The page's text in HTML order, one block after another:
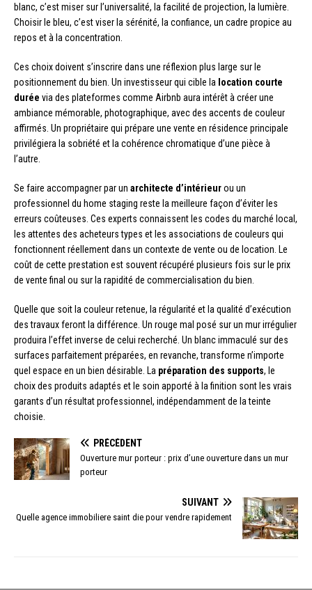
blanc, c’est miser sur l’universalité, la facilité de projection, la lumière.
Choisir le bleu, c’est viser la sérénité, la confiance, un cadre propice au
repos et à la concentration.
Ces choix doivent s’inscrire dans une réflexion plus large sur le
positionnement du bien. Un investisseur qui cible la location courte
durée via des plateformes comme Airbnb aura intérêt à créer une
ambiance mémorable, photographique, avec des accents de couleur
affirmés. Un propriétaire qui prépare une vente en résidence principale
privilégiera la sobriété et la cohérence chromatique d’une pièce à
l’autre.
Se faire accompagner par un architecte d’intérieurou un
professionnel du home staging reste la meilleure façon d’éviter les
erreurs coûteuses. Ces experts connaissent les codes du marché local,
les attentes des acheteurs types et les associations de couleurs qui
fonctionnent réellement dans un contexte de vente ou de location. Le
coût de cette prestation est souvent récupéré plusieurs fois sur le prix
de vente final ou sur la rapidité de commercialisation du bien.
Quelle que soit la couleur retenue, la régularité et la qualité d’exécution
des travaux feront la différence. Un rouge mal posé sur un mur irrégulier
produira l’effet inverse de celui recherché. Un blanc immaculé sur des
surfaces parfaitement préparées, en revanche, transforme n’importe
quel espace en un bien désirable. La préparation des supports, le
choix des produits adaptés et le soin apporté à la finition sont les vrais
garants d’un résultat professionnel, indépendamment de la teinte
choisie.
PRÉCÉDENT
Ouverture mur porteur : prix d’une ouverture dans un mur
porteur
SUIVANT
Quelle agence immobiliere saint die pour vendre rapidement